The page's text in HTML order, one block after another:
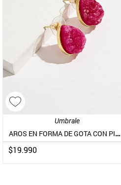
Umbrale
AROS EN FORMA DE GOTA CON PIEDRAS DE COLOR
$19.990